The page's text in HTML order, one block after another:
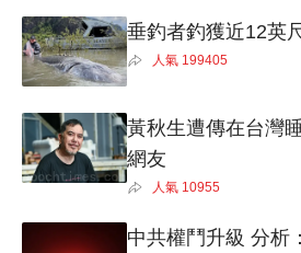
垂釣者釣獲近12英
人氣 199405
黃秋生遭傳在台灣
網友
人氣 10955
中共權鬥升級 分析